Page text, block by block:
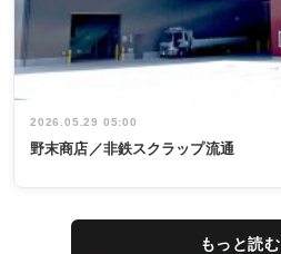
2026.05.29 05:00
野末商店／非鉄スクラップ流通
もっと読む